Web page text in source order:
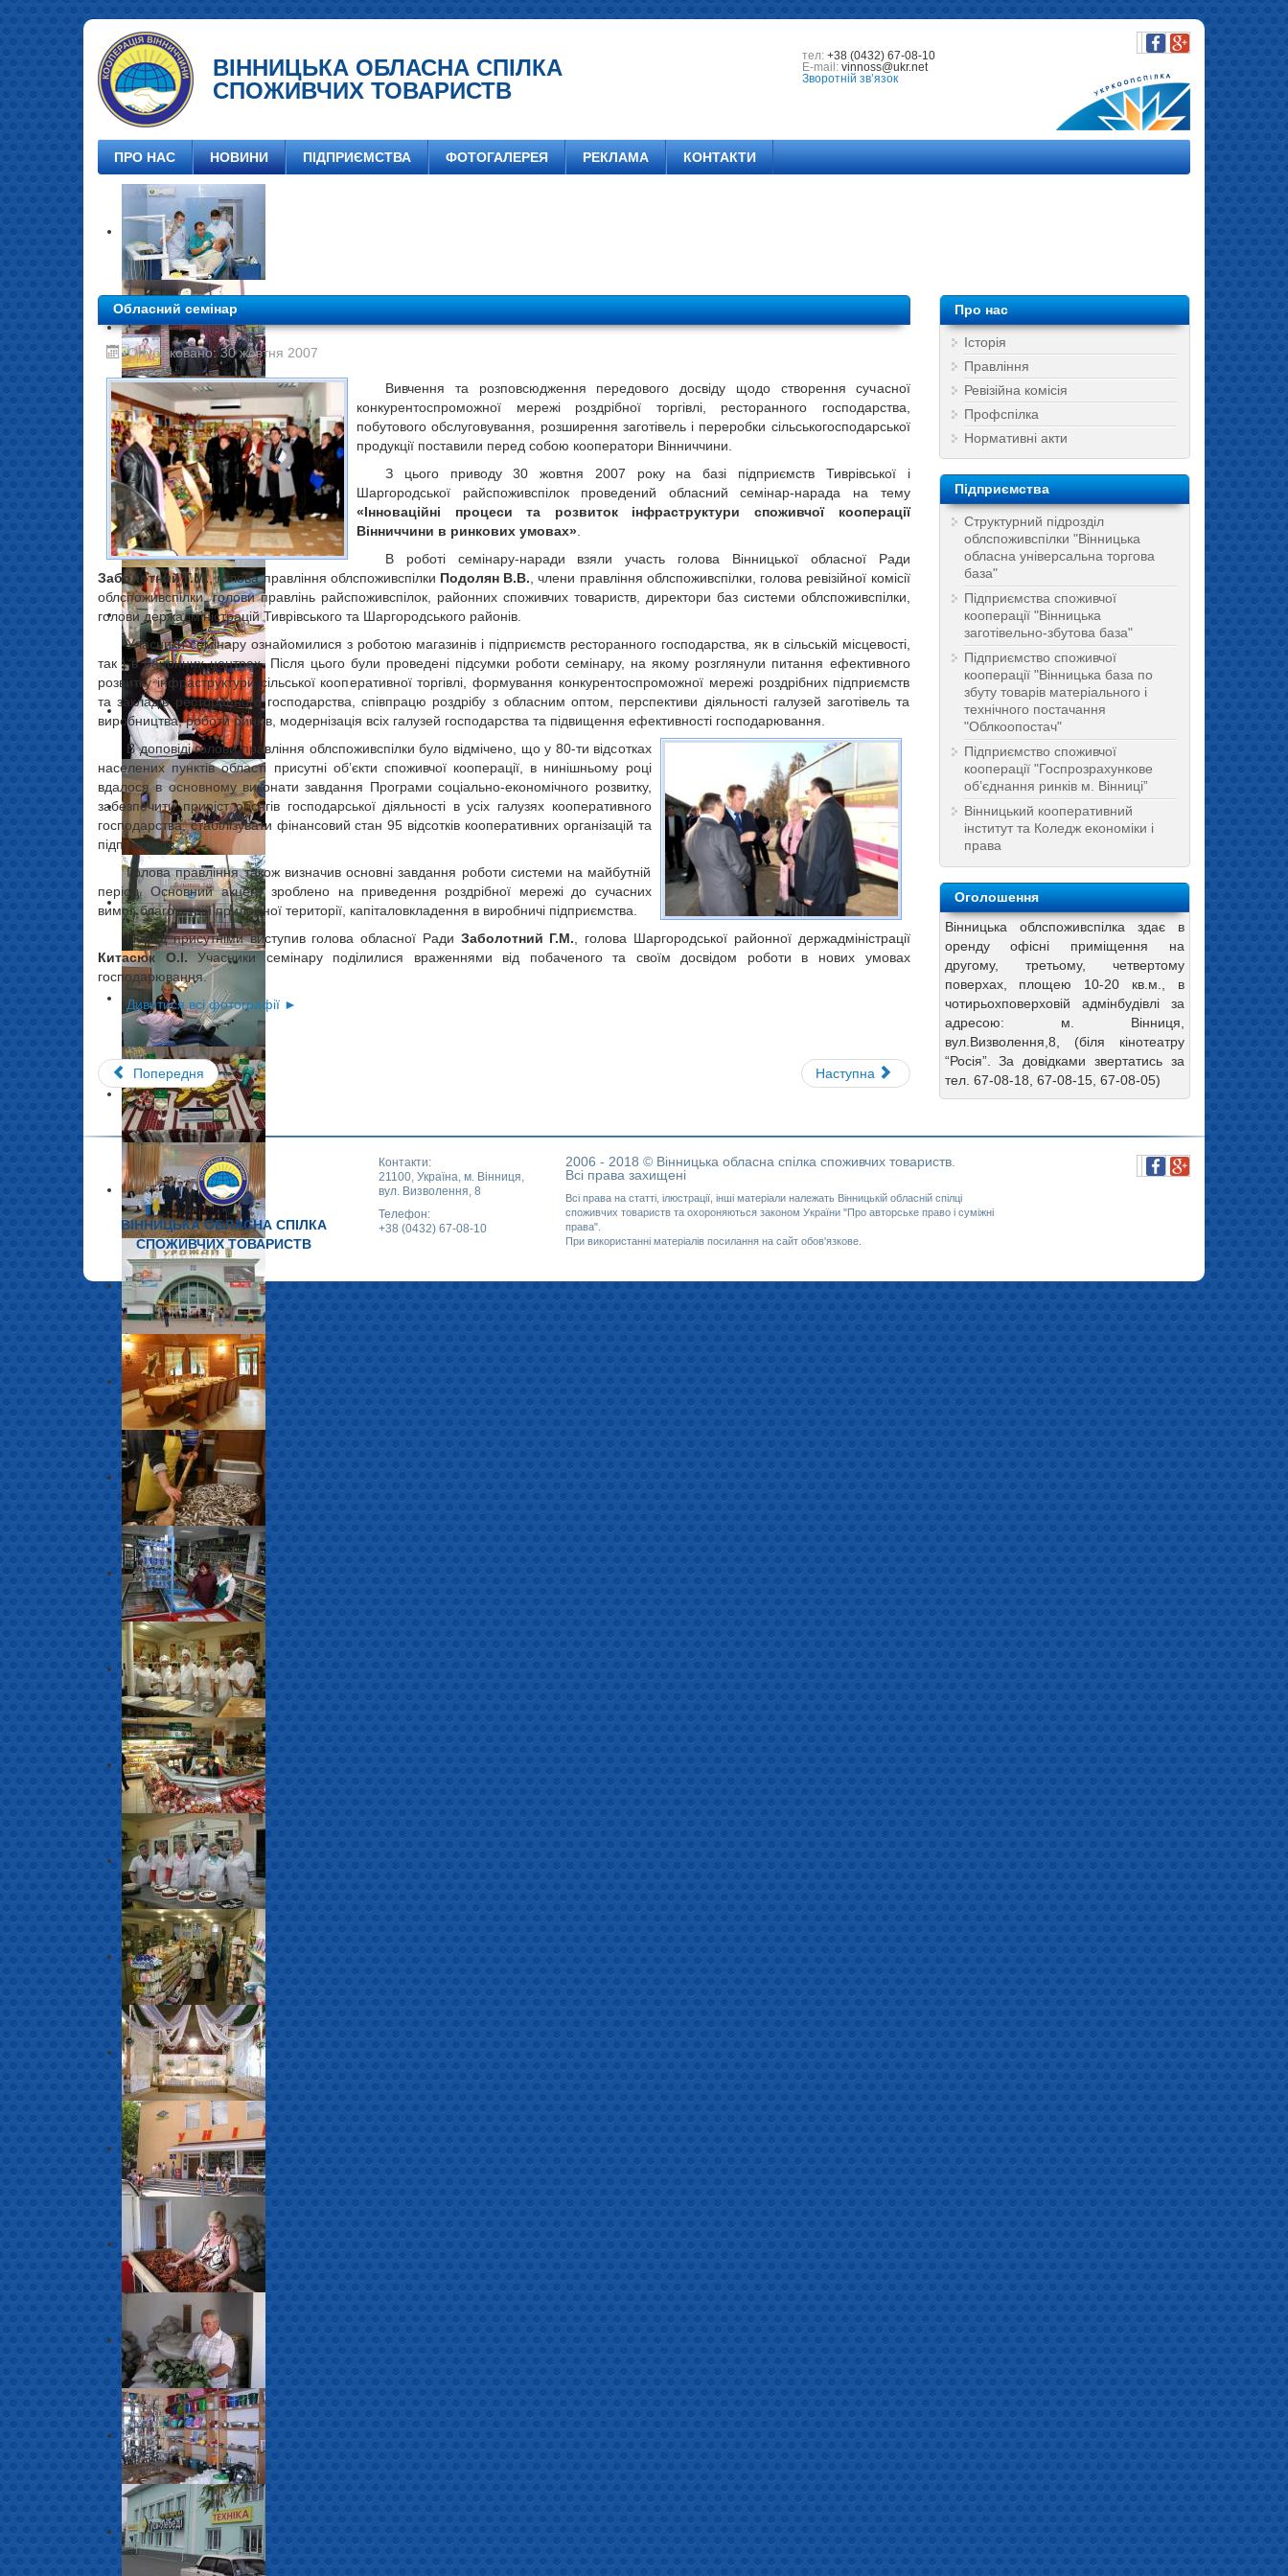
ВІННИЦЬКА ОБЛАСНА СПІЛКА
СПОЖИВЧИХ ТОВАРИСТВ
тел: +38 (0432) 67-08-10
E-mail: vinnoss@ukr.net
Зворотній зв’язок
ПРО НАС НОВИНИ ПІДПРИЄМСТВА ФОТОГАЛЕРЕЯ РЕКЛАМА КОНТАКТИ
Обласний семінар
Опубліковано: 30 жовтня 2007
Вивчення та розповсюдження передового досвіду щодо створення сучасної
конкурентоспроможної мережі роздрібної торгівлі, ресторанного господарства,
побутового обслуговування, розширення заготівель і переробки сільськогосподарської
продукції поставили перед собою кооператори Вінниччини.
З цього приводу 30 жовтня 2007 року на базі підприємств Тиврівської і
Шаргородської райспоживспілок проведений обласний семінар-нарада на тему
«Інноваційні процеси та розвиток інфраструктури споживчої кооперації
Вінниччини в ринкових умовах»
В роботі семінару-наради взяли участь голова Вінницької обласної Ради
Заболотний Г.М., голова правління облспоживспілки Подолян В.В. , члени правління облспоживспілки, голова ревізійної комісії
облспоживспілки, голови правлінь райспоживспілок, районних споживчих товариств, директори баз системи облспоживспілки,
голови держадміністрацій Тиврівського та Шаргородського районів.
Учасники семінару ознайомилися з роботою магазинів і підприємств ресторанного господарства, як в сільській місцевості,
так і в районних центрах. Після цього були проведені підсумки роботи семінару, на якому розглянули питання ефективного
розвитку інфраструктури сільської кооперативної торгівлі, формування конкурентоспроможної мережі роздрібних підприємств
та закладів ресторанного господарства, співпрацю роздрібу з обласним оптом, перспективи діяльності галузей заготівель та
виробництва, роботи ринків, модернізація всіх галузей господарства та підвищення ефективності господарювання.
В доповіді голови правління облспоживспілки було відмічено, що у 80-ти відсотках
населених пунктів області присутні об’єкти споживчої кооперації, в нинішньому році
вдалося в основному виконати завдання Програми соціально-економічного розвитку,
забезпечити приріст обсягів господарської діяльності в усіх галузях кооперативного
господарства, стабілізувати фінансовий стан 95 відсотків кооперативних організацій та
підприємств.
Голова правління також визначив основні завдання роботи системи на майбутній
період. Основний акцент зроблено на приведення роздрібної мережі до сучасних
вимог, благоустрій прилежної території, капіталовкладення в виробничі підприємства.
Перед присутніми виступив голова обласної Ради Заболотний Г.М. , голова Шаргородської районної держадміністрації
Китасюк О.І. Учасники семінару поділилися враженнями від побаченого та своїм досвідом роботи в нових умовах
господарювання.
Дивитися всі фотографії ►
Попередня Наступна
Про нас
Історія
Правління
Ревізійна комісія
Профспілка
Нормативні акти
Підприємства
Структурний підрозділ
облспоживспілки "Вінницька
обласна універсальна торгова
база"
Підприємства споживчої
кооперації "Вінницька
заготівельно-збутова база"
Підприємство споживчої
кооперації "Вінницька база по
збуту товарів матеріального і
технічного постачання
"Облкоопостач"
Підприємство споживчої
кооперації "Госпрозрахункове
об’єднання ринків м. Вінниці”
Вінницький кооперативний
інститут та Коледж економіки і
права
Оголошення
Вінницька облспоживспілка здає в
оренду офісні приміщення на
другому, третьому, четвертому
поверхах, площею 10-20 кв.м., в
чотирьохповерховій адмінбудівлі за
адресою: м. Вінниця,
вул.Визволення,8, (біля кінотеатру
“Росія”. За довідками звертатись за
тел. 67-08-18, 67-08-15, 67-08-05)
ВІННИЦЬКА ОБЛАСНА СПІЛКА
СПОЖИВЧИХ ТОВАРИСТВ
Контакти:
21100, Україна, м. Вінниця,
вул. Визволення, 8
Телефон:
+38 (0432) 67-08-10
2006 - 2018 © Вінницька обласна спілка споживчих товариств.
Всі права захищені
Всі права на статті, ілюстрації, інші матеріали належать Вінницькій обласній спілці
споживчих товариств та охороняються законом України "Про авторське право і суміжні
права".
При використанні матеріалів посилання на сайт обов'язкове.